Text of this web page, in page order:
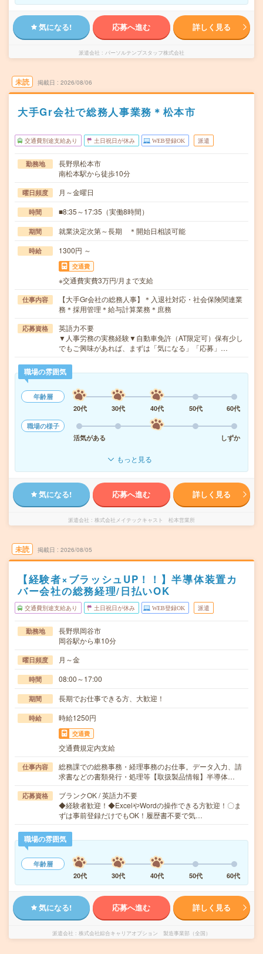
気になる! 応募へ進む 詳しく見る
派遣会社 パーソルテンプスタッフ株式会社
未読 掲載日 2026/08/06
大手Gr会社で総務人事業務＊松本市
交通費別途支給あり 土日祝日が休み WEB登録OK 派遣
勤務地
長野県松本市
南松本駅から徒歩10分
曜日頻度 月～金曜日
時間 ■8:35～17:35（実働8時間）
期間 就業決定次第～長期 ＊開始日相談可能
時給 1300円 ～
交通費
※交通費実費3万円/月まで支給
仕事内容
【大手Gr会社の総務人事】＊入退社対応・社会保険関連業
務＊採用管理＊給与計算業務＊庶務
応募資格
英語力不要
▼人事労務の実務経験▼自動車免許（AT限定可）保有少し
でもご興味があれば、まずは「気になる」「応募」…
職場の雰囲気
年齢層
20代
30代 40代 50代
60代
職場の様子
活気がある
しずか
もっと見る
気になる! 応募へ進む 詳しく見る
派遣会社 株式会社メイテックキャスト 松本営業所
未読 掲載日 2026/08/05
【経験者×ブラッシュUP！！】半導体装置カ
バー会社の総務経理/日払いOK
交通費別途支給あり 土日祝日が休み WEB登録OK 派遣
勤務地
長野県岡谷市
岡谷駅から車10分
曜日頻度 月～金
時間 08:00～17:00
期間 長期でお仕事できる方、大歓迎！
時給 時給1250円
交通費
交通費規定内支給
仕事内容
総務課での総務事務・経理事務のお仕事。データ入力、請
求書などの書類発行・処理等【取扱製品情報】半導体…
応募資格
ブランクOK / 英語力不要
◆経験者歓迎！◆ExcelやWordの操作できる方歓迎！〇ま
ずは事前登録だけでもOK！履歴書不要で気…
職場の雰囲気
年齢層
20代
30代 40代 50代 60代
気になる! 応募へ進む 詳しく見る
派遣会社 株式会社綜合キャリアオプション 製造事業部（全国）